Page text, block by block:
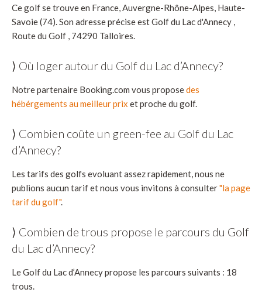
Ce golf se trouve en France, Auvergne-Rhône-Alpes, Haute-
Savoie (74). Son adresse précise est Golf du Lac d'Annecy ,
Route du Golf , 74290 Talloires.
⟩ Où loger autour du Golf du Lac d’Annecy?
Notre partenaire Booking.com vous proposedes
hébérgements au meilleur prix et proche du golf.
⟩ Combien coûte un green-fee au Golf du Lac
d’Annecy?
Les tarifs des golfs evoluant assez rapidement, nous ne
publions aucun tarif et nous vous invitons à consulter"la page
tarif du golf".
⟩ Combien de trous propose le parcours du Golf
du Lac d’Annecy?
Le Golf du Lac d’Annecy propose les parcours suivants : 18
trous.